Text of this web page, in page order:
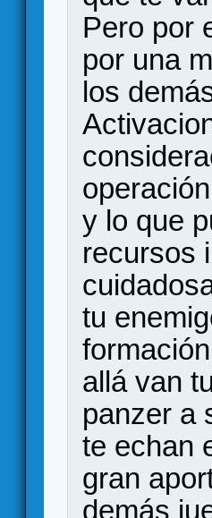
Pero por
por una
los
y lo que
recursos
tu
allá van
panzer a
te echan
gran
demás